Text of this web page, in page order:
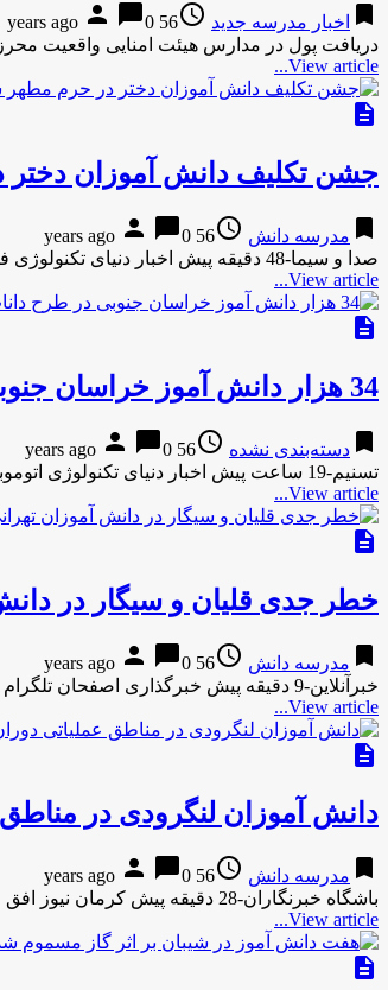
bookmark اخبار مدرسه جدید access_time
56 years ago
person chat_bubble0
دریافت پول در مدارس هیئت امنایی واقعیت
View article...
description
جشن تکلیف دانش آموزان
bookmark مدرسه دانش access_time
56 years ago
person chat_bubble0
صدا و سیما-48 دقیقه پیش اخبار دنیای تکنولوژی فستیوال فیلم
View article...
description
34 هزار دانش آموز خراسان جنوبی در طرح داناب شرکت می‌کنند
bookmark دسته‌بندی نشده access_time
56 years ago
person chat_bubble0
تسنیم-19 ساعت پیش اخبار دنیای تکنولوژی اتوموبیل
View article...
description
خطر جدی قلیان و سیگار در
bookmark مدرسه دانش access_time
56 years ago
person chat_bubble0
خبرآنلاین-9 دقیقه پیش خبرگذاری اصفحان تلگرام
View article...
description
دانش آموزان لنگرودی در
bookmark مدرسه دانش access_time
56 years ago
person chat_bubble0
باشگاه خبرنگاران-28 دقیقه پیش کرمان نیوز افق
View article...
description